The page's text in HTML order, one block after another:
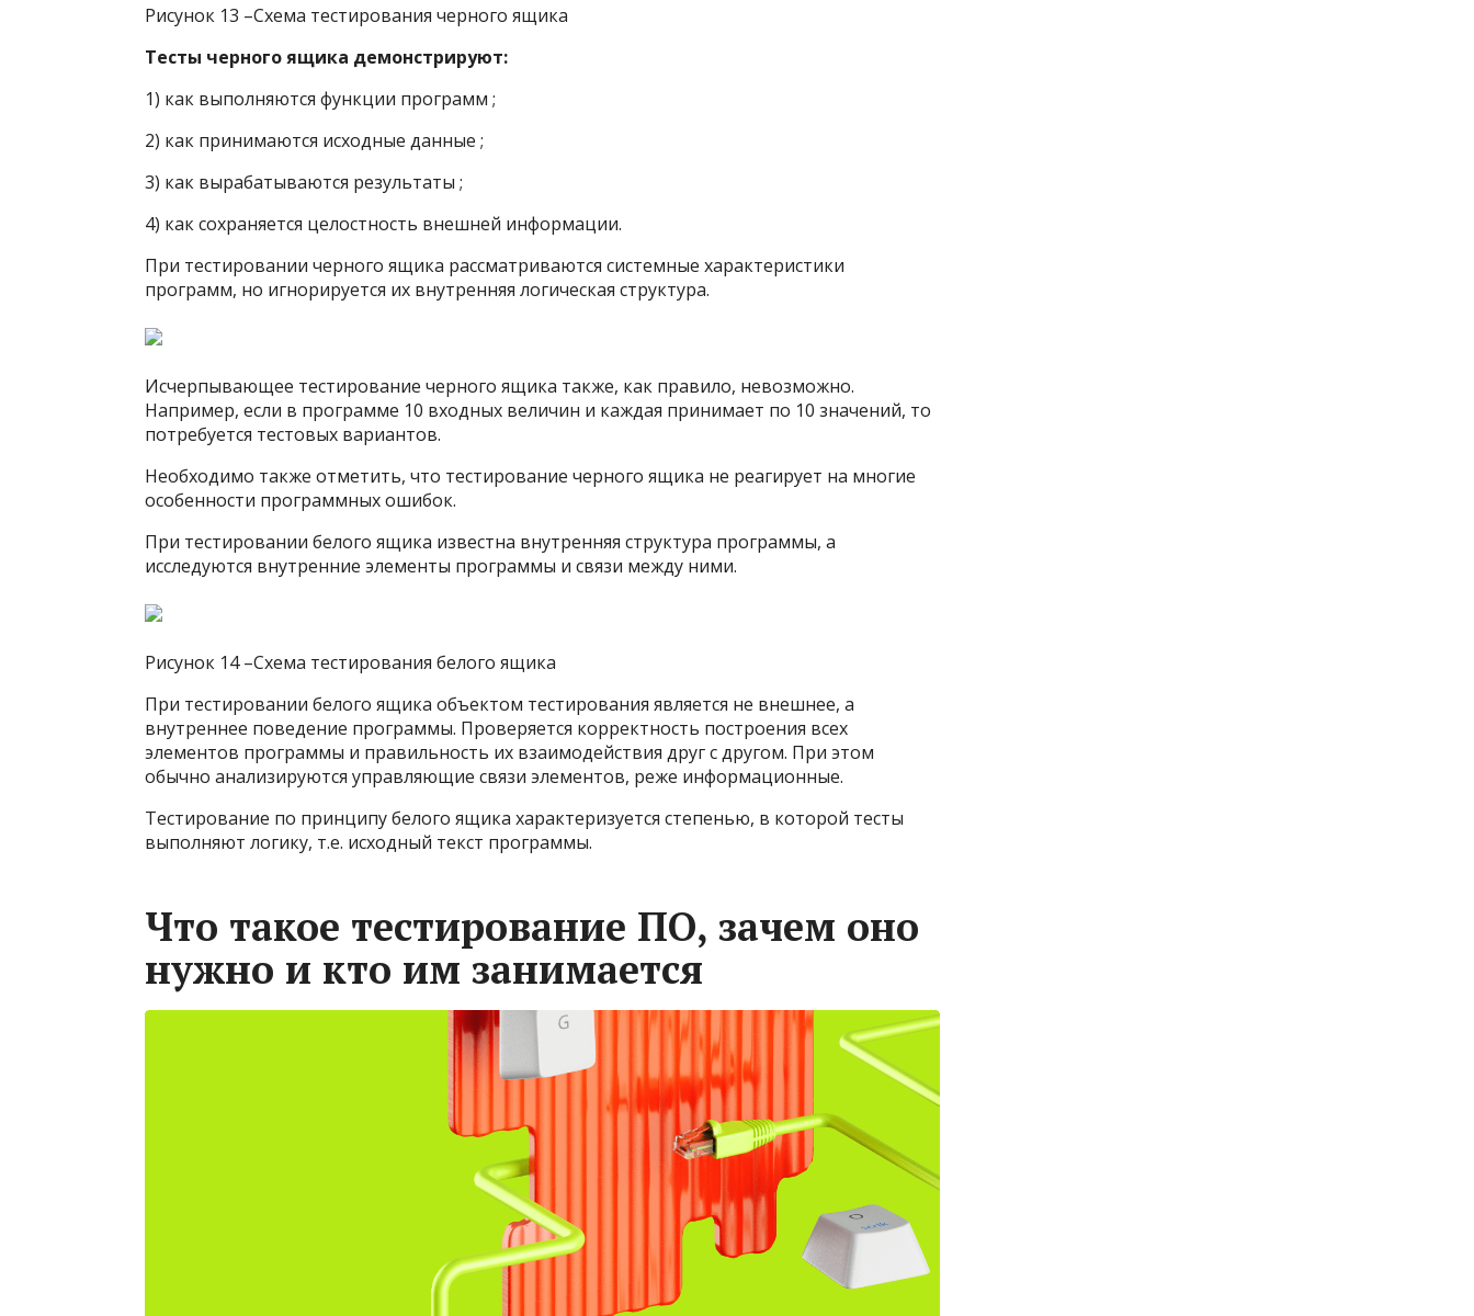
Рисунок 13 –Схема тестирования черного ящика
Тесты черного ящика демонстрируют:
1) как выполняются функции программ ;
2) как принимаются исходные данные ;
3) как вырабатываются результаты ;
4) как сохраняется целостность внешней информации.
При тестировании черного ящика рассматриваются системные характеристики
программ, но игнорируется их внутренняя логическая структура.
Исчерпывающее тестирование черного ящика также, как правило, невозможно.
Например, если в программе 10 входных величин и каждая принимает по 10 значений, то
потребуется тестовых вариантов.
Необходимо также отметить, что тестирование черного ящика не реагирует на многие
особенности программных ошибок.
При тестировании белого ящика известна внутренняя структура программы, а
исследуются внутренние элементы программы и связи между ними.
Рисунок 14 –Схема тестирования белого ящика
При тестировании белого ящика объектом тестирования является не внешнее, а
внутреннее поведение программы. Проверяется корректность построения всех
элементов программы и правильность их взаимодействия друг с другом. При этом
обычно анализируются управляющие связи элементов, реже информационные.
Тестирование по принципу белого ящика характеризуется степенью, в которой тесты
выполняют логику, т.е. исходный текст программы.
Что такое тестирование ПО, зачем оно
нужно и кто им занимается